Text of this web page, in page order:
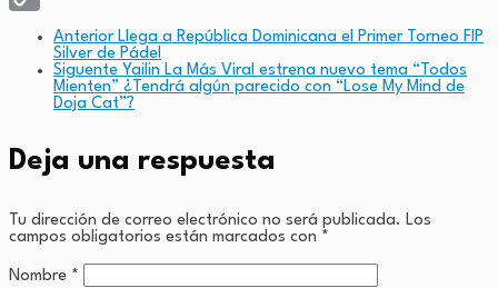
Anterior Llega a República Dominicana el Primer Torneo FIP
Silver de Pádel
Siguente Yailin La Más Viral estrena nuevo tema “Todos
Mienten” ¿Tendrá algún parecido con “Lose My Mind de
Doja Cat”?
Deja una respuesta
Tu dirección de correo electrónico no será publicada. Los
campos obligatorios están marcados con *
Nombre *